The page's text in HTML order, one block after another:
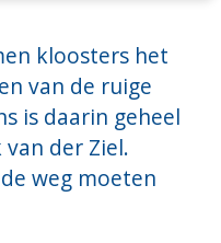
kloosters het
van de ruige
is daarin geheel
der Ziel.
weg moeten